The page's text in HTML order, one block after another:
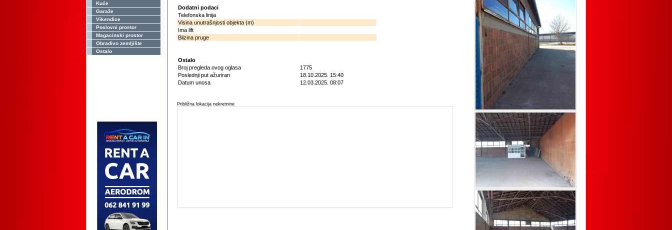
Kuće
Garaže
Vikendice
Poslovni prostor
Magacinski prostor
Obradivo zemljište
Ostalo
Dodatni podaci
Telefonska linija
Visina unutrašnjosti objekta (m)
Ima lift
Blizina pruge
Ostalo
Broj pregleda ovog oglasa
1775
Poslednji put ažuriran
18.10.2025. 15:40
Datum unosa
12.03.2025. 08:07
Približna lokacija nekretnine